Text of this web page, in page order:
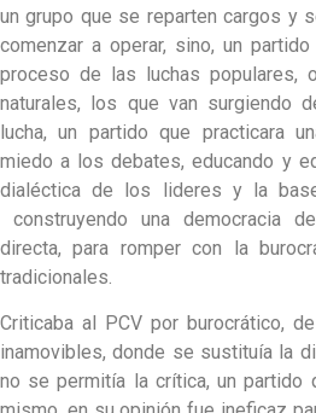
un grupo que se reparten cargos y
comenzar a operar, sino, un
proceso de las luchas populares,
naturales, los que van surgiendo
lucha, un partido que practicara
miedo a los debates, educando y
dialéctica de los lideres y la
construyendo una democracia
directa, para romper con la
tradicionales.
Criticaba al PCV por burocrático,
inamovibles, donde se sustituía la
no se permitía la crítica, un partido